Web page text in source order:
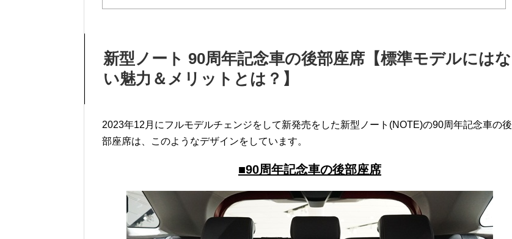
新型ノート 90周年記念車の後部座席【標準モデルにはな
い魅力＆メリットとは？】
2023年12月にフルモデルチェンジをして新発売をした新型ノート(NOTE)の90周年記念車の後
部座席は、このようなデザインをしています。
■90周年記念車の後部座席